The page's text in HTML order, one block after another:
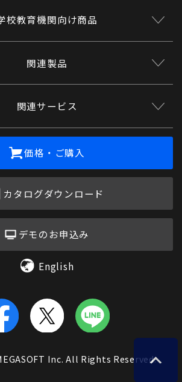
校教育機関向け商品
関連製品
関連サービス
価格・ご購入
カタログダウンロード
デモのお申込み
English
Inc. All Rights Reserved.